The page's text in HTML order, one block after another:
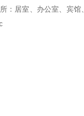
： 居室、办公室、宾馆